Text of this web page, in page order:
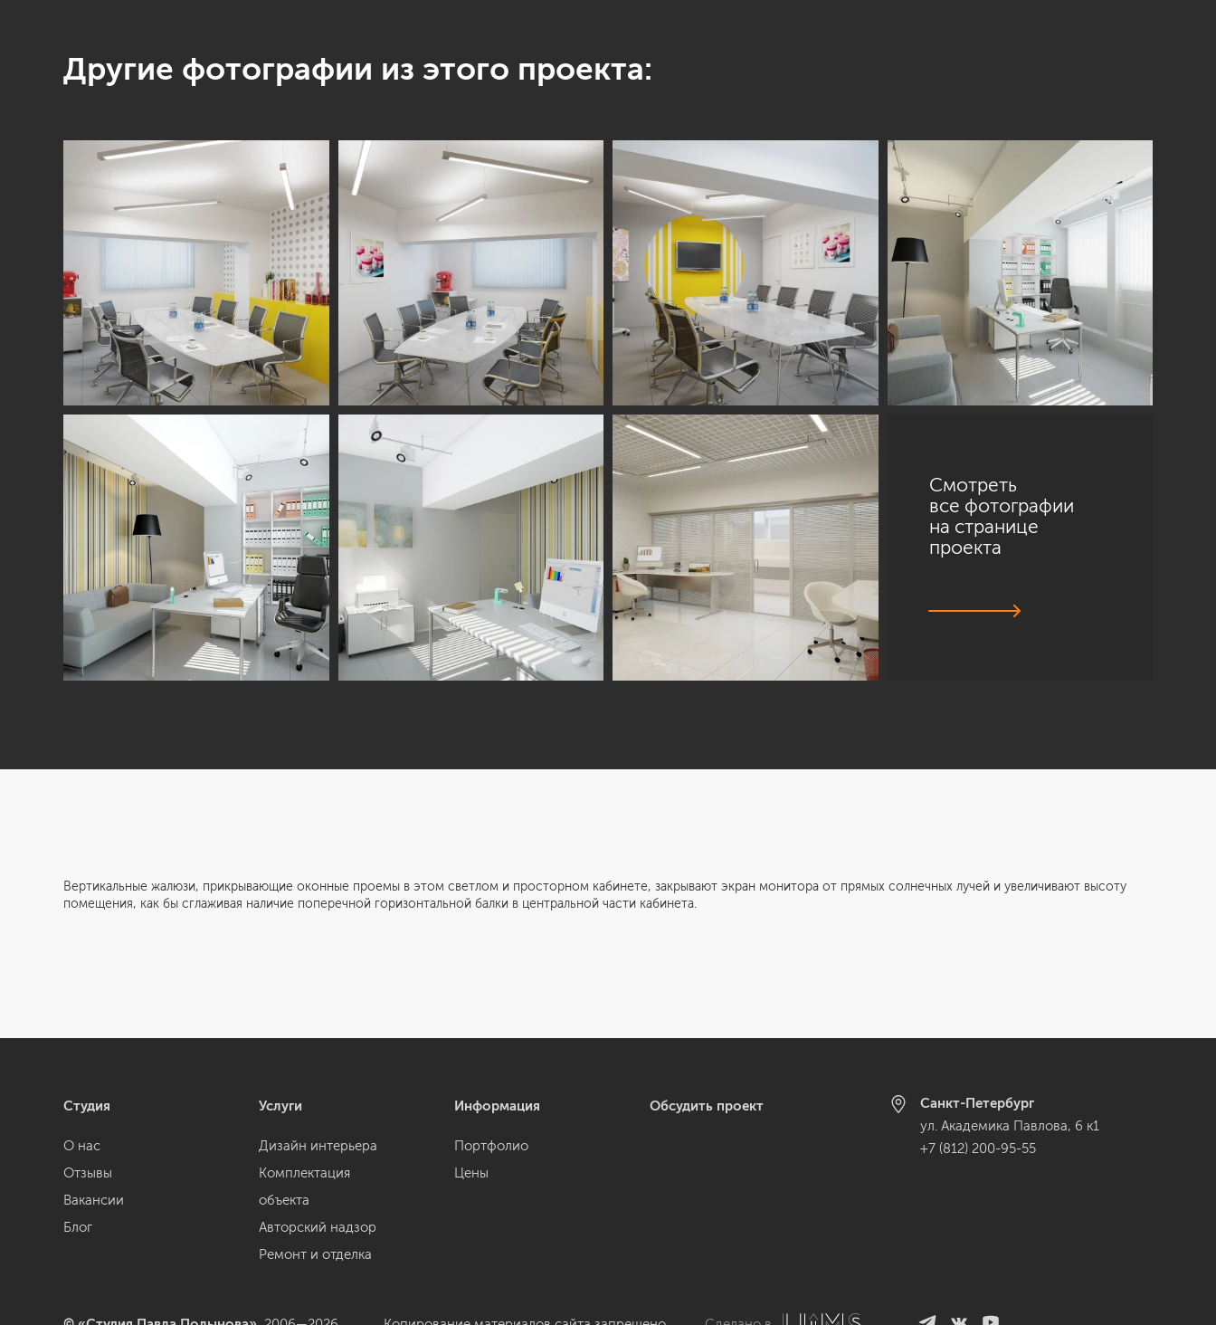
Другие фотографии из этого проекта:
Смотреть
все фотографии
на странице
проекта
Вертикальные жалюзи, прикрывающие оконные проемы в этом светлом и просторном кабинете, закрывают экран монитора от прямых солнечных лучей и увеличивают высоту
помещения, как бы сглаживая наличие поперечной горизонтальной балки в центральной части кабинета.
Студия
О нас
Отзывы
Вакансии
Блог
Услуги
Дизайн интерьера
Комплектация
объекта
Авторский надзор
Ремонт и отделка
Информация
Портфолио
Цены
Обсудить проект
Санкт-Петербург
ул. Академика Павлова, 6 к1
+7 (812) 200-95-55